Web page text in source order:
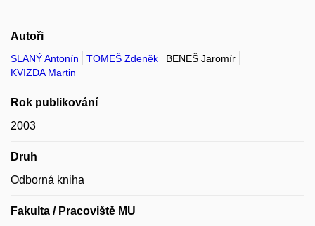
Autoři
SLANÝ Antonín TOMEŠ Zdeněk
BENEŠ Jaromír
KVIZDA Martin
Rok publikování
2003
Druh
Odborná kniha
Fakulta / Pracoviště MU